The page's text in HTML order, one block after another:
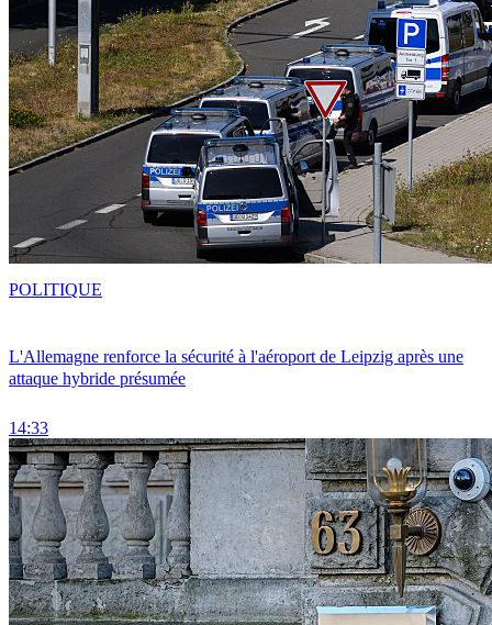
L'Allemagne renforce la sécurité à l'aéroport de Leipzig après une
attaque hybride présumée
14:33
POLITIQUE